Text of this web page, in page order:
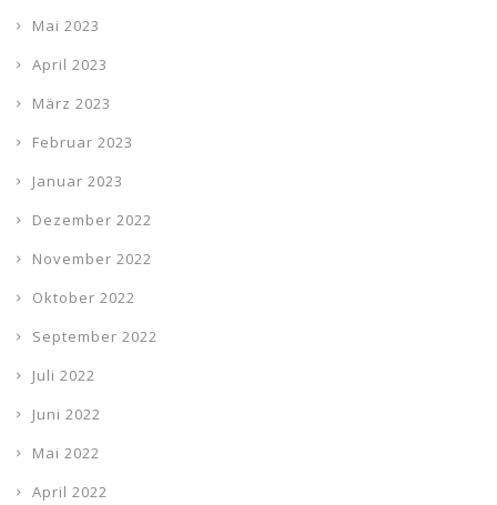
Mai 2023
April 2023
März 2023
Februar 2023
Januar 2023
Dezember 2022
November 2022
Oktober 2022
September 2022
Juli 2022
Juni 2022
Mai 2022
April 2022